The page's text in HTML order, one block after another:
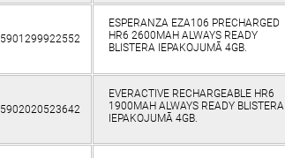
5901299922552
ESPERANZA EZA106 PRECHARGED
HR6 2600MAH ALWAYS READY
BLISTERA IEPAKOJUMĀ 4GB.
5902020523642
EVERACTIVE RECHARGEABLE HR6
1900MAH ALWAYS READY BLISTERA
IEPAKOJUMĀ 4GB.